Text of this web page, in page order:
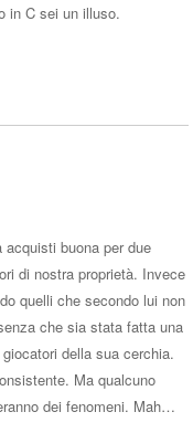
in C sei un illuso.
acquisti buona per due
di nostra proprietà. Invece
quelli che secondo lui non
che sia stata fatta una
della sua cerchia.
Ma qualcuno
dei fenomeni. Mah…